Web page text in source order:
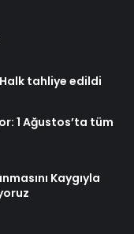
tahliye edildi
1 Ağustos’ta tüm
Kaygıyla